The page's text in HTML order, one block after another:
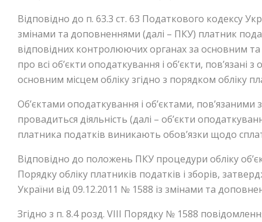
Відповідно до п. 63.3 ст. 63 Податкового кодексу
змінами та доповненнями (далі – ПКУ) платник
відповідних контролюючих органах за основним
про всі об’єкти оподаткування і об’єкти,
основним місцем обліку згідно з порядком обліку
Об’єктами оподаткування і об’єктами, пов’язаними
провадиться діяльність (далі – об’єкти
платника податків виникають обов’язки щодо
Відповідно до положень ПКУ процедури обліку
Порядку обліку платників податків і зборів,
України від 09.12.2011 № 1588 із змінами та
Згідно з п. 8.4 розд. VIII Порядку № 1588